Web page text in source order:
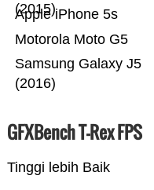
Samsung Galaxy J5
(2016)
Motorola Moto G5
Apple iPhone 5s
(2015)
GFXBench T-Rex FPS
Tinggi lebih Baik